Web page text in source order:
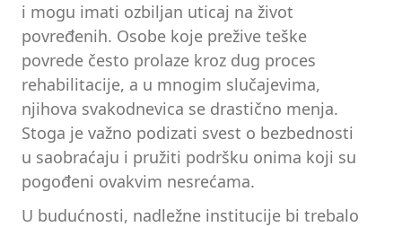
i mogu imati ozbiljan uticaj na život
povređenih. Osobe koje prežive teške
povrede često prolaze kroz dug proces
rehabilitacije, a u mnogim slučajevima,
njihova svakodnevica se drastično menja.
Stoga je važno podizati svest o bezbednosti
u saobraćaju i pružiti podršku onima koji su
pogođeni ovakvim nesrećama.
U budućnosti, nadležne institucije bi trebalo